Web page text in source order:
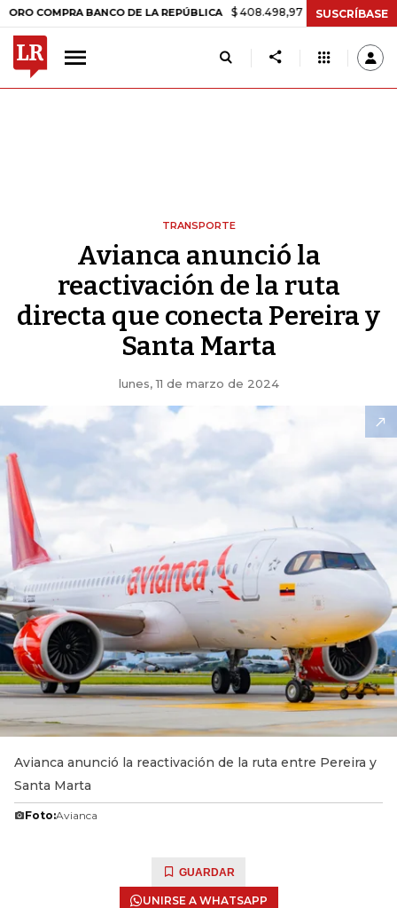
BANCO DE LA REPÚBLICA $ 408.498,97 +$ 8.753,81 +2,19%
SUSCRÍBASE
TRANSPORTE
Avianca anunció la
reactivación de la ruta
directa que conecta Pereira y
Santa Marta
lunes, 11 de marzo de 2024
Avianca anunció la reactivación de la ruta entre Pereira y
Santa Marta
Foto:Avianca
GUARDAR
UNIRSE A WHATSAPP